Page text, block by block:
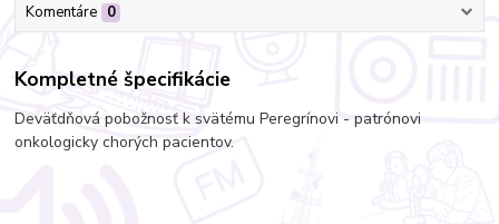
Komentáre 0
Kompletné špecifikácie
Deväťdňová pobožnosť k svätému Peregrínovi - patrónovi
onkologicky chorých pacientov.